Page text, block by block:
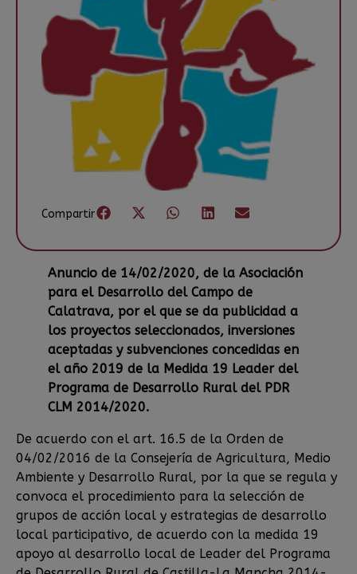
Compartir
Anuncio de 14/02/2020, de la Asociación
para el Desarrollo del Campo de
Calatrava, por el que se da publicidad a
los proyectos seleccionados, inversiones
aceptadas y subvenciones concedidas en
el año 2019 de la Medida 19 Leader del
Programa de Desarrollo Rural del PDR
CLM 2014/2020.
De acuerdo con el art. 16.5 de la Orden de
04/02/2016 de la Consejería de Agricultura, Medio
Ambiente y Desarrollo Rural, por la que se regula y
convoca el procedimiento para la selección de
grupos de acción local y estrategias de desarrollo
local participativo, de acuerdo con la medida 19
apoyo al desarrollo local de Leader del Programa